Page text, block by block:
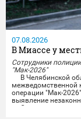
07.08.2026
В Миассе у
Сотрудники
"Мак-2026"
В Челябинской
межведомственной
операции "Мак-
выявление
Сотрудники